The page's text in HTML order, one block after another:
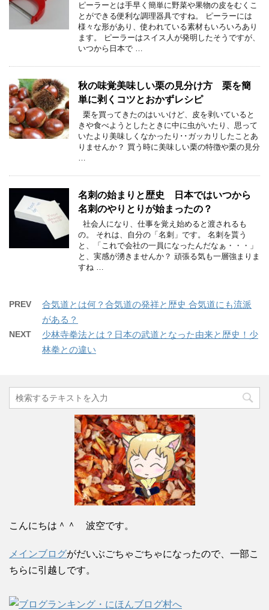
ピーラーとは手早く簡単に野菜や果物の皮をむくこ
とができる便利な調理器具ですね。 ピーラーには
様々な形があり、使われている素材もいろいろあり
ます。 ピーラーはスイス人が発明したそうですが、
いつから日本で …
秋の味覚美味しい栗の見分け方 栗を簡
単に剥くコツとおかずレシピ
栗を買ってきたのはいいけど、皮を剥いていると
きや食べようとしたときに中に虫がいたり、思って
いたより美味しくなかったり･･ガッカリしたことあ
りませんか？ 買う時に美味しい栗の特徴や栗の見分
…
名刺の始まりと歴史 日本ではいつから
名刺のやりとりが始まったの？
社会人になり、仕事を覚え始めると渡されるも
の。 それは、自分の「名刺」です。 名刺を貰う
と、「これで会社の一員になったんだなぁ・・・」
と、実感が湧きませんか？ 頑張る気も一層強まりま
すね …
PREV
合気道とは何？合気道の発祥と歴史 合気道にも流派
がある？
NEXT
少林寺拳法とは？日本の武道となった由来と歴史！少
林拳との違い
こんにちは＾＾ 波空です。
メインブログがだいぶごちゃごちゃになったので、一部こ
ちらに引越しです。